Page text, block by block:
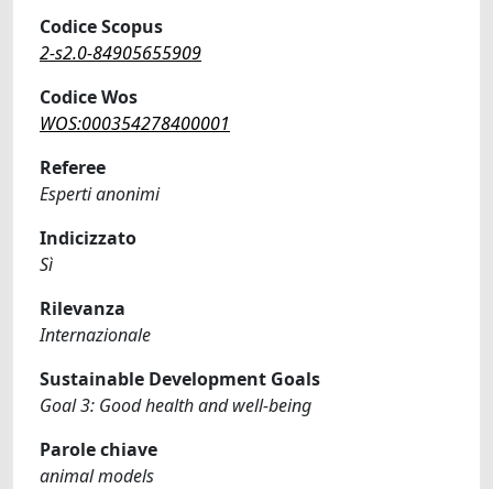
Codice Scopus
2-s2.0-84905655909
Codice Wos
WOS:000354278400001
Referee
Esperti anonimi
Indicizzato
Sì
Rilevanza
Internazionale
Sustainable Development Goals
Goal 3: Good health and well-being
Parole chiave
animal models